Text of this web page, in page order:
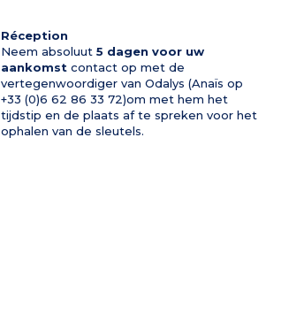
Réception
Neem absoluut 5 dagen voor uw
aankomstcontact op met de
vertegenwoordiger van Odalys (Anaïs op
+33 (0)6 62 86 33 72)om met hem het
tijdstip en de plaats af te spreken voor het
ophalen van de sleutels.